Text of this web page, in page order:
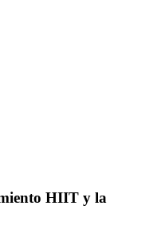
HIIT y la